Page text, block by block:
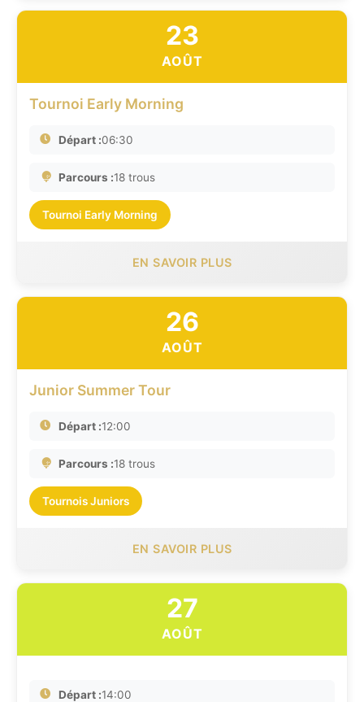
23
AOÛT
Tournoi Early Morning
Départ :06:30
Parcours :18 trous
Tournoi Early Morning
EN SAVOIR PLUS
26
AOÛT
Junior Summer Tour
Départ :12:00
Parcours :18 trous
Tournois Juniors
EN SAVOIR PLUS
27
AOÛT
Départ :14:00